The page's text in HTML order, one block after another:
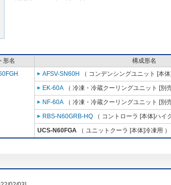
形名 構成形名
AFSV-SN60H （ コンデンシングユニット [本体
EK-60A （ 冷凍・冷蔵クーリングユニット [別
NF-60A （ 冷凍・冷蔵クーリングユニット [別
RBS-N60GRB-HQ （ コントローラ [本体]ハイ
UCS-N60FGA （ ユニットクーラ [本体]冷凍用 ）